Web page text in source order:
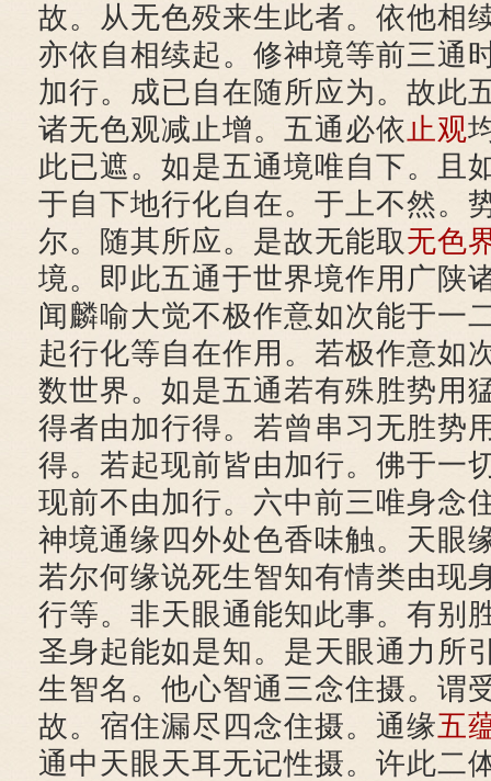
故。从无色殁来生此者。依他相
亦依自相续起。修神境等前三通
加行。成已自在随所应为。故此
诸无色观减止增。五通必依止观
此已遮。如是五通境唯自下。且
于自下地行化自在。于上不然。
尔。随其所应。是故无能取无色
境。即此五通于世界境作用广陕
闻麟喻大觉不极作意如次能于一
起行化等自在作用。若极作意如
数世界。如是五通若有殊胜势用
得者由加行得。若曾串习无胜势
得。若起现前皆由加行。佛于一
现前不由加行。六中前三唯身念
神境通缘四外处色香味触。天眼
若尔何缘说死生智知有情类由现
行等。非天眼通能知此事。有别
圣身起能如是知。是天眼通力所
生智名。他心智通三念住摄。谓
故。宿住漏尽四念住摄。通缘五
通中天眼天耳无记性摄。许此二